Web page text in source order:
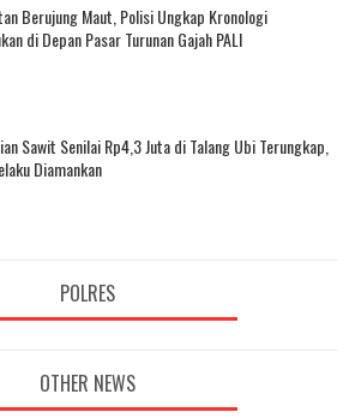
Berujung Maut, Polisi Ungkap Kronologi
di Depan Pasar Turunan Gajah PALI
Sawit Senilai Rp4,3 Juta di Talang Ubi Terungkap,
Diamankan
POLRES
OTHER NEWS